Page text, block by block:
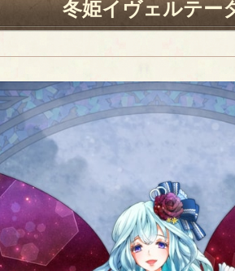
冬姫イヴェルテー